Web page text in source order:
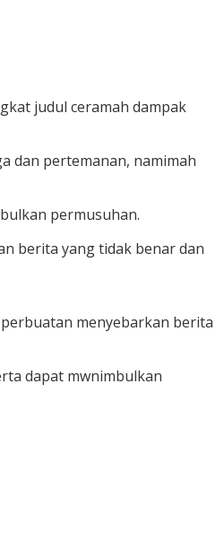
judul ceramah dampak
dan pertemanan, namimah
permusuhan.
berita yang tidak benar dan
menyebarkan berita
dapat mwnimbulkan